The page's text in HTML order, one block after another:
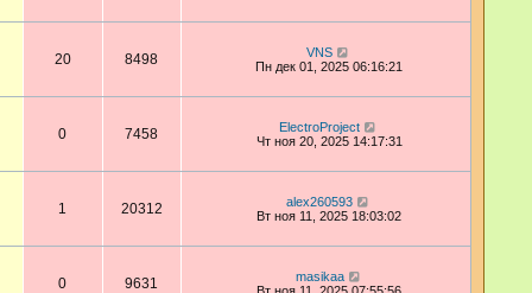
20 8498
VNS
Пн дек 01, 2025 06:16:21
0 7458
ElectroProject
Чт ноя 20, 2025 14:17:31
1 20312
alex260593
Вт ноя 11, 2025 18:03:02
0 9631
masikaa